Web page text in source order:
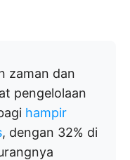
zaman dan
pengelolaan
hampir
, dengan 32% di